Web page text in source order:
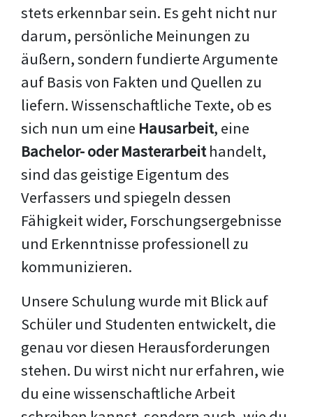
stets erkennbar sein. Es geht nicht nur
darum, persönliche Meinungen zu
äußern, sondern fundierte Argumente
auf Basis von Fakten und Quellen zu
liefern. Wissenschaftliche Texte, ob es
sich nun um eine Hausarbeit, eine
Bachelor- oder Masterarbeithandelt,
sind das geistige Eigentum des
Verfassers und spiegeln dessen
Fähigkeit wider, Forschungsergebnisse
und Erkenntnisse professionell zu
kommunizieren.
Unsere Schulung wurde mit Blick auf
Schüler und Studenten entwickelt, die
genau vor diesen Herausforderungen
stehen. Du wirst nicht nur erfahren, wie
du eine wissenschaftliche Arbeit